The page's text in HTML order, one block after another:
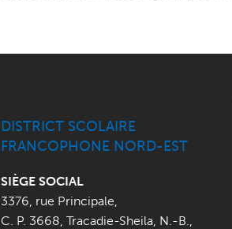
DISTRICT SCOLAIRE
FRANCOPHONE NORD-EST
SIÈGE SOCIAL
3376, rue Principale,
C. P. 3668, Tracadie-Sheila, N.-B.,